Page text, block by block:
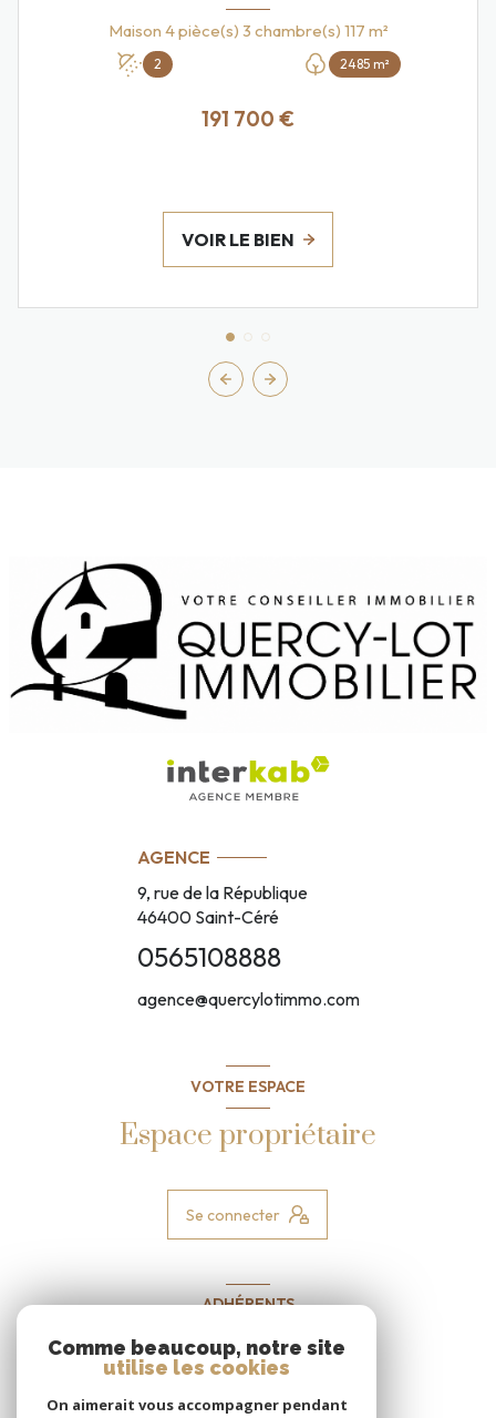
Maison 4 pièce(s) 3 chambre(s) 117 m²
2 2485 m²
191 700 €
VOIR LE BIEN
AGENCE
9, rue de la République
46400 Saint-Céré
0565108888
agence@quercylotimmo.com
VOTRE ESPACE
Espace propriétaire
Se connecter
ADHÉRENTS
Nous adhérons
Comme beaucoup, notre site
utilise les cookies
On aimerait vous accompagner pendant